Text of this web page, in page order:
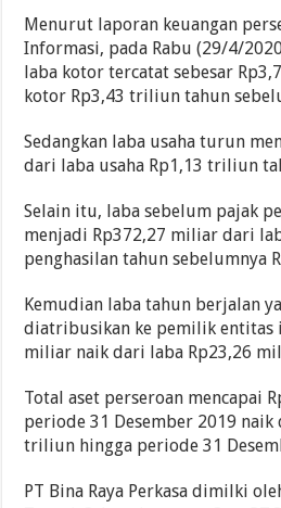
Menurut laporan keuangan
Informasi, pada Rabu (29/4/
laba kotor tercatat sebesar
kotor Rp3,43 triliun tahun
Sedangkan laba usaha turun
dari laba usaha Rp1,13 triliun
Selain itu, laba sebelum pajak
menjadi Rp372,27 miliar dari
penghasilan tahun sebelumnya
Kemudian laba tahun berjalan
diatribusikan ke pemilik entitas
miliar naik dari laba Rp23,26
Total aset perseroan mencapai
periode 31 Desember 2019
triliun hingga periode 31
PT Bina Raya Perkasa dimilki